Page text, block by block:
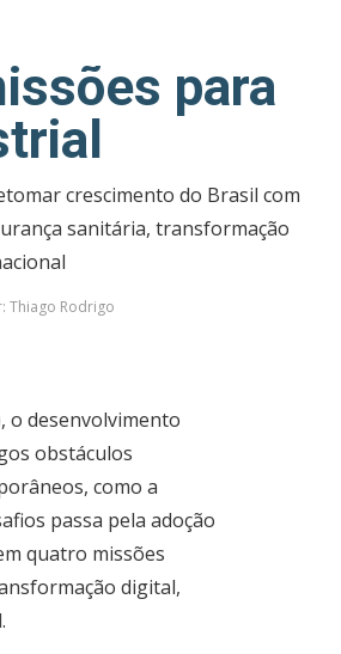
para
crescimento do Brasil com
sanitária, transformação
Thiago Rodrigo
o desenvolvimento
obstáculos
como a
passa pela adoção
quatro missões
digital,